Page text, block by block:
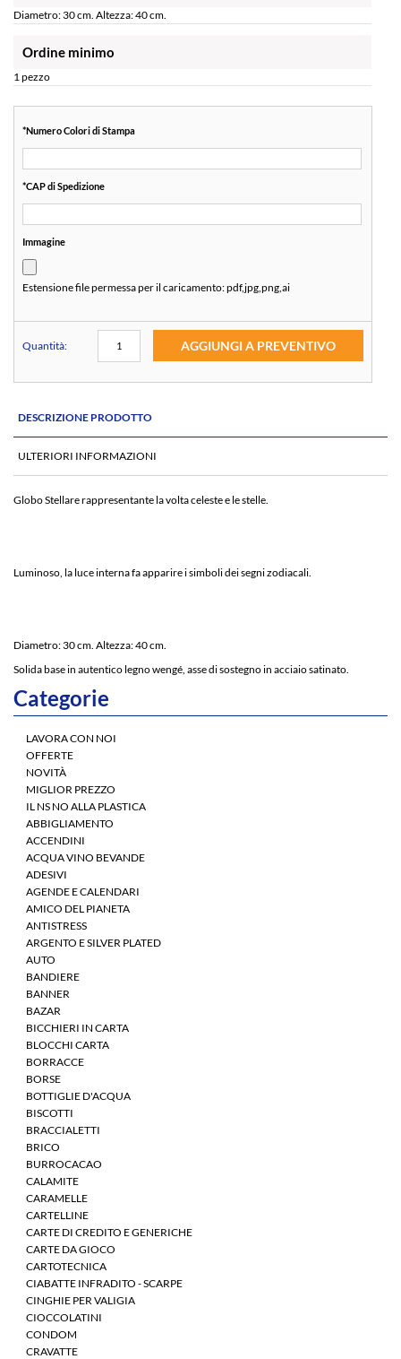
Diametro: 30 cm. Altezza: 40 cm.
Ordine minimo
1 pezzo
*Numero Colori di Stampa
*CAP di Spedizione
Immagine
Estensione file permessa per il caricamento:pdf,jpg,png,ai
Quantità: AGGIUNGI A PREVENTIVO
DESCRIZIONE PRODOTTO
ULTERIORI INFORMAZIONI
Globo Stellare rappresentante la volta celeste e le stelle.
Luminoso, la luce interna fa apparire i simboli dei segni zodiacali.
Diametro: 30 cm. Altezza: 40 cm.
Solida base in autentico legno wengé, asse di sostegno in acciaio satinato.
Categorie
LAVORA CON NOI
OFFERTE
NOVITÀ
MIGLIOR PREZZO
IL NS NO ALLA PLASTICA
ABBIGLIAMENTO
ACCENDINI
ACQUA VINO BEVANDE
ADESIVI
AGENDE E CALENDARI
AMICO DEL PIANETA
ANTISTRESS
ARGENTO E SILVER PLATED
AUTO
BANDIERE
BANNER
BAZAR
BICCHIERI IN CARTA
BLOCCHI CARTA
BORRACCE
BORSE
BOTTIGLIE D'ACQUA
BISCOTTI
BRACCIALETTI
BRICO
BURROCACAO
CALAMITE
CARAMELLE
CARTELLINE
CARTE DI CREDITO E GENERICHE
CARTE DA GIOCO
CARTOTECNICA
CIABATTE INFRADITO - SCARPE
CINGHIE PER VALIGIA
CIOCCOLATINI
CONDOM
CRAVATTE